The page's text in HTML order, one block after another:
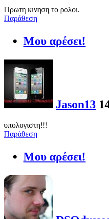
Πρωτη κινηση το ρολοι.
Παράθεση
Μου αρέσει!
Jason13
υπολογιστη!!!
Παράθεση
Μου αρέσει!